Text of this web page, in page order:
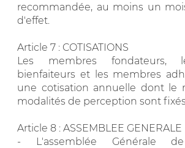
recommandée, au moins un
d'effet.
Article 7 : COTISATIONS
Les membres fondateurs,
bienfaiteurs et les membres
une cotisation annuelle dont le
modalités de perception sont
Article 8 : ASSEMBLEE GENERALE
- L'assemblée Générale de